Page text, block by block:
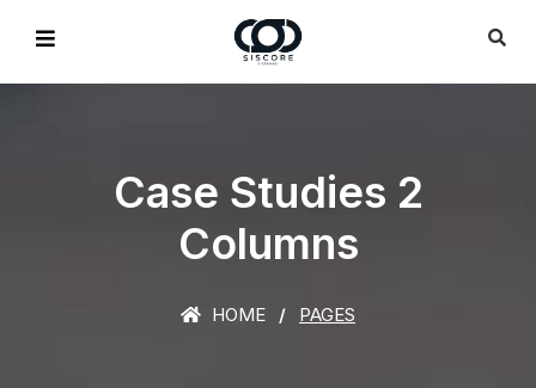
Case Studies 2
Columns
HOME PAGES